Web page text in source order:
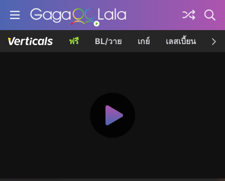
ฟรี BL/วาย เกย์ เลสเบี้ยน เค